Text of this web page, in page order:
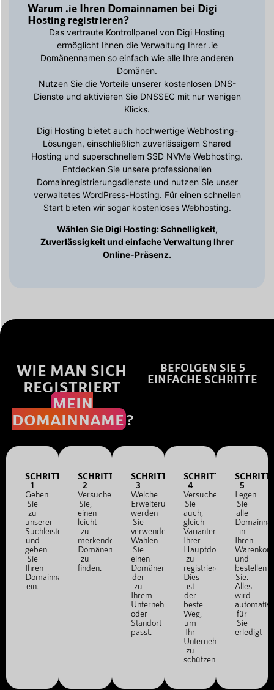
Warum .ie Ihren Domainnamen bei Digi
Hosting registrieren?
Das vertraute Kontrollpanel von Digi Hosting
ermöglicht Ihnen die Verwaltung Ihrer .ie
Domänennamen so einfach wie alle Ihre anderen
Domänen.
Nutzen Sie die Vorteile unserer kostenlosen DNS-
Dienste und aktivieren Sie DNSSEC mit nur wenigen
Klicks.
Digi Hosting bietet auch hochwertige Webhosting-
Lösungen, einschließlich zuverlässigem Shared
Hosting und superschnellem SSD NVMe Webhosting.
Entdecken Sie unsere professionellen
Domainregistrierungsdienste und nutzen Sie unser
verwaltetes WordPress-Hosting. Für einen schnellen
Start bieten wir sogar kostenloses Webhosting.
Wählen Sie Digi Hosting: Schnelligkeit,
Zuverlässigkeit und einfache Verwaltung Ihrer
Online-Präsenz.
WIE MAN SICH
REGISTRIERT
MEIN
DOMAINNAME?
BEFOLGEN SIE 5
EINFACHE SCHRITTE
SCHRITT
1
Gehen
Sie
zu
unserer
Suchleiste
und
geben
Sie
Ihren
Domainnamen
ein.
SCHRITT
2
Versuchen
Sie,
einen
leicht
zu
merkenden
Domänennamen
zu
finden.
SCHRITT
3
Welche
Erweiterung
werden
Sie
verwenden?
Wählen
Sie
einen
Domänennamen,
der
zu
Ihrem
Unternehmen
oder
Standort
passt.
SCHRITT
4
Versuchen
Sie
auch,
gleich
Varianten
Ihrer
Hauptdomain
zu
registrieren.
Dies
ist
der
beste
Weg,
um
Ihr
Unternehmen
zu
schützen.
SCHRITT
5
Legen
Sie
alle
in
Ihren
und
bestellen
Sie.
Alles
wird
für
Sie
erledigt